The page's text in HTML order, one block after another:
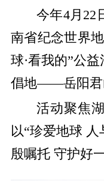
今年4月22
南省纪念世界
球·看我的”公
倡地——岳阳君
活动聚焦
以“珍爱地球
殷嘱托 守护好